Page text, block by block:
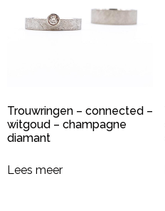
Trouwringen – connected –
witgoud – champagne
diamant
Lees meer